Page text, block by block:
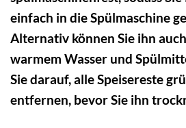
einfach in die Spülmaschine
Alternativ können Sie ihn
warmem Wasser und
Sie darauf, alle Speisereste
entfernen, bevor Sie ihn